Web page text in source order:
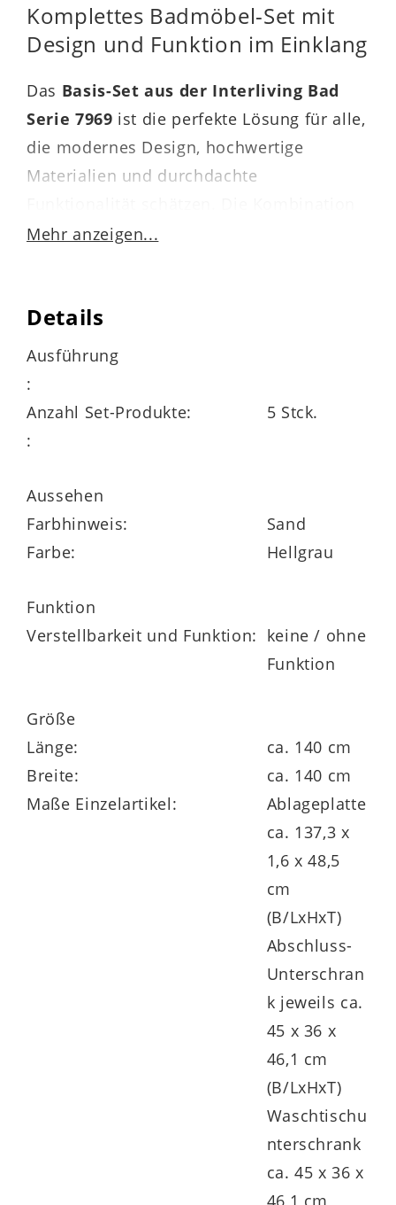
Komplettes Badmöbel-Set mit
Design und Funktion im Einklang
Das Basis-Set aus der Interliving Bad
Serie 7969 ist die perfekte Lösung für alle,
die modernes Design, hochwertige
Materialien und durchdachte
aus mattsandfarbenem Lacklaminat
aus hochglänzender
verleiht Ihrem Badezimmer eine stilvolle,
Harmonisches Möbelensemble
mit cleverer Aufteilung
Das Set besteht aus mehreren
funktionalen Elementen, die ein
harmonisches Gesamtbild schaffen:
Derlinke Abschlussschrank
für Pflegeprodukte und misst ca. 45 x 36 x
46 cm (B/LxHxT).
67333 ist
Auch dieser misst ca. 45 x 36 x 46 cm
rechte Abschlussschrank Curve
67361R spiegelt das linke Pendant
Gekrönt wird das Ensemble von einem
Mehr anzeigen...
Details
Ausführung
:
Anzahl Set-Produkte:
5 Stck.
:
Aussehen
Farbhinweis:
Sand
Farbe:
Hellgrau
Funktion
Verstellbarkeit und Funktion: keine / ohne
Funktion
Größe
Länge:
ca. 140 cm
Breite:
ca. 140 cm
Maße Einzelartikel:
Ablageplatte
ca. 137,3 x
1,6 x 48,5
cm
(B/LxHxT)
Abschluss-
Unterschran
k jeweils ca.
45 x 36 x
46,1 cm
(B/LxHxT)
Waschtischu
nterschrank
ca. 45 x 36 x
46,1 cm